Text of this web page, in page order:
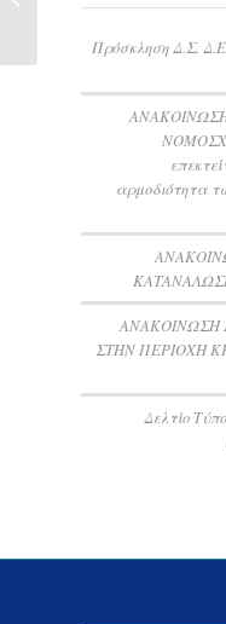
Πρόσκληση Δ.Σ.
αρμοδιότητα
AΝΑΚΟΙΝΩΣΗ
ΣΤΗΝ ΠΕΡΙΟΧΗ
Δελτίο
«ΠΡΟΜΗΘΕΙΑ
ΧΗΜΙΚΩΝ...